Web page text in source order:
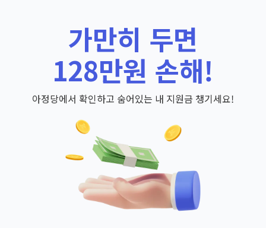
가만히 두면
128만원 손해!
아정당에서 확인하고 숨어있는 내 지원금 챙기세요!